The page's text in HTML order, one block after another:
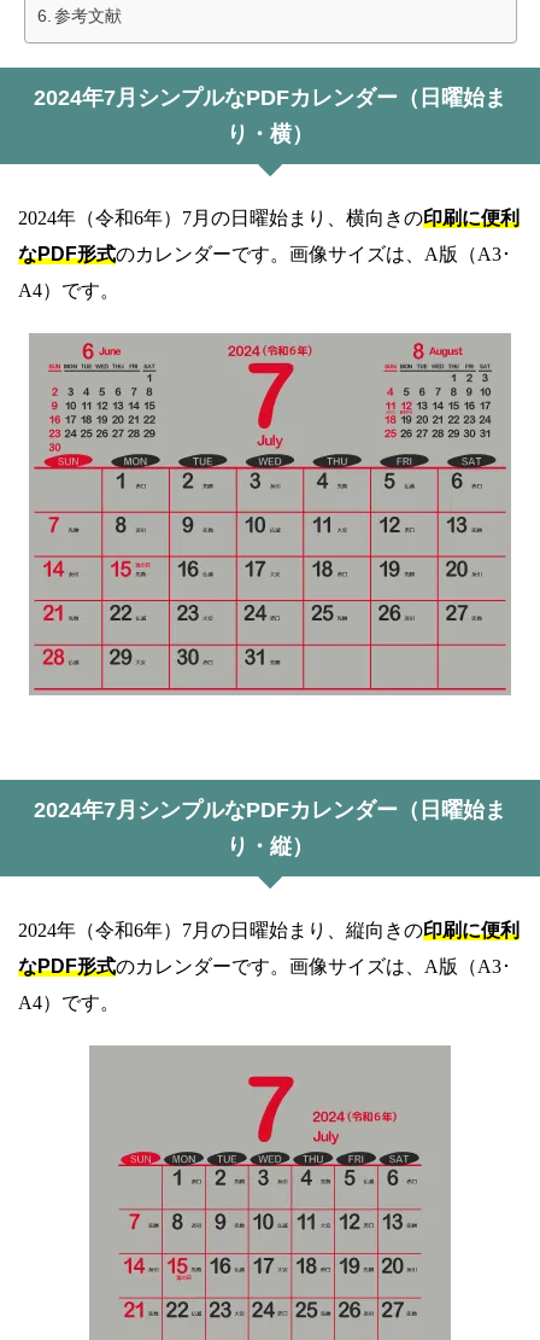
参考文献
2024年7月シンプルなPDFカレンダー（日曜始ま
り・横）
2024年（令和6年）7月の日曜始まり、横向きの印刷に便利
なPDF形式のカレンダーです。画像サイズは、A版（A3･
A4）です。
2024年7月シンプルなPDFカレンダー（日曜始ま
り・縦）
2024年（令和6年）7月の日曜始まり、縦向きの印刷に便利
なPDF形式のカレンダーです。画像サイズは、A版（A3･
A4）です。